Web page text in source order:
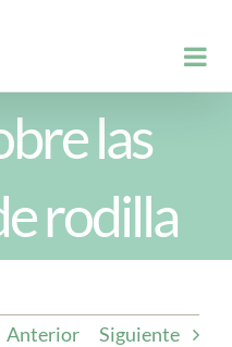
las
rodilla
Anterior Siguiente